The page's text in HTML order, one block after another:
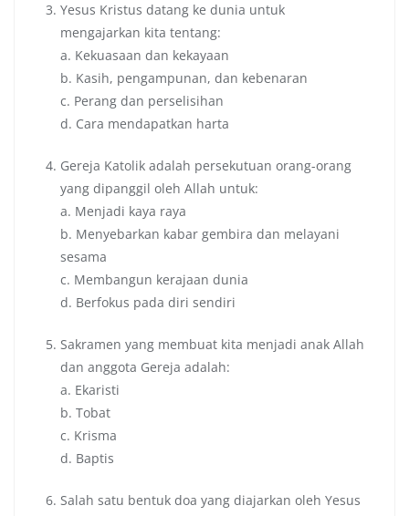
Yesus Kristus datang ke dunia untuk
mengajarkan kita tentang:
a. Kekuasaan dan kekayaan
b. Kasih, pengampunan, dan kebenaran
c. Perang dan perselisihan
d. Cara mendapatkan harta
Gereja Katolik adalah persekutuan orang-orang
yang dipanggil oleh Allah untuk:
a. Menjadi kaya raya
b. Menyebarkan kabar gembira dan melayani
sesama
c. Membangun kerajaan dunia
d. Berfokus pada diri sendiri
Sakramen yang membuat kita menjadi anak Allah
dan anggota Gereja adalah:
a. Ekaristi
b. Tobat
c. Krisma
d. Baptis
Salah satu bentuk doa yang diajarkan oleh Yesus